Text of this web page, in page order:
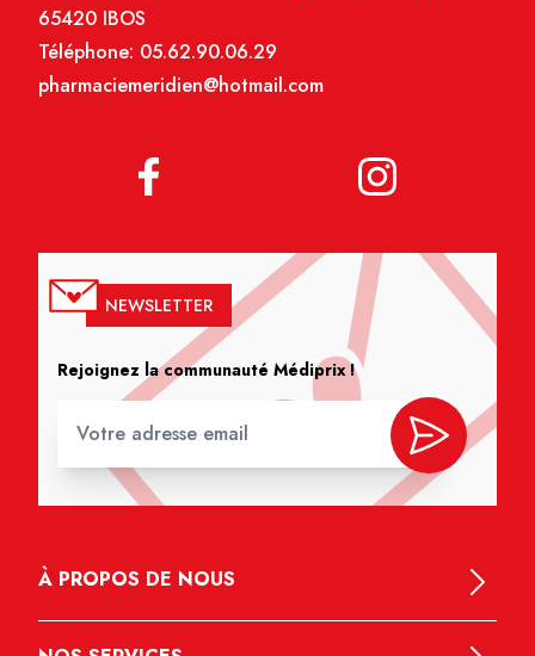
65420 IBOS
Téléphone: 05.62.90.06.29
pharmaciemeridien@hotmail.com
NEWSLETTER
Rejoignez la communauté Médiprix !
À PROPOS DE NOUS